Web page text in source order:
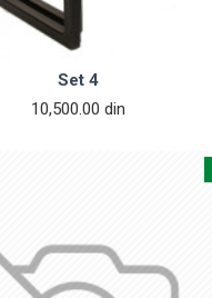
Set 4
10,500.00 din